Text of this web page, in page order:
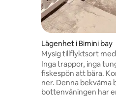
Lägenhet i Bimini bay
Mysig tillflyktsort
bottenvåning – inga
Inga trappor, inga
fiskespön att bära.
ner. Denna bekväma
bottenvåningen har